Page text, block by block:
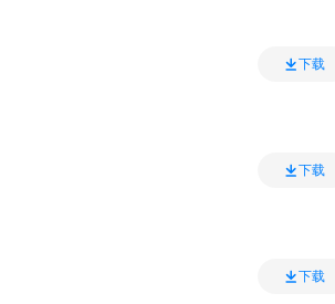
下载
下载
下载